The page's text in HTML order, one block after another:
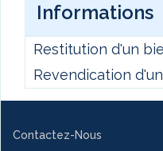
Informations
Restitution d'un
Revendication
Contactez-Nous